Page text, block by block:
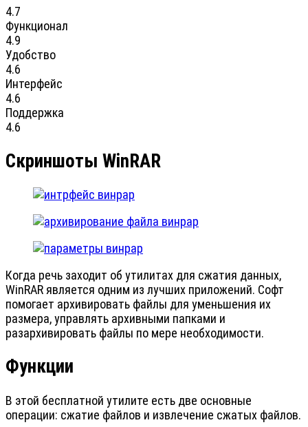
4.7
Функционал
4.9
Удобство
4.6
Интерфейс
4.6
Поддержка
4.6
Скриншоты WinRAR
Когда речь заходит об утилитах для сжатия данных,
WinRAR является одним из лучших приложений. Софт
помогает архивировать файлы для уменьшения их
размера, управлять архивными папками и
разархивировать файлы по мере необходимости.
Функции
В этой бесплатной утилите есть две основные
операции: сжатие файлов и извлечение сжатых файлов.